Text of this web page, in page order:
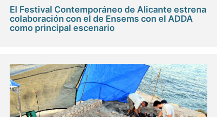
El Festival Contemporáneo de Alicante estrena
colaboración con el de Ensems con el ADDA
como principal escenario